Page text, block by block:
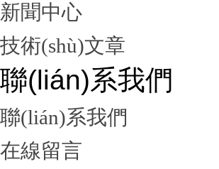
新聞中心
技術(shù)文章
聯(lián)系我們
聯(lián)系我們
在線留言